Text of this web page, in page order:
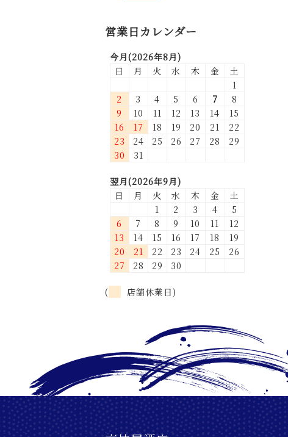
営業日カレンダー
今月(2026年8月)
日
月 火 水 木 金
土
1
2
3 4 5 6 7
8
9
10 11 12 13 14
15
16
17 18 19 20 21
22
23
24 25 26 27 28
29
30
31
翌月(2026年9月)
日
月 火 水 木 金
土
1
2 3 4
5
6
7 8 9 10 11
12
13
14 15 16 17 18
19
20
21 22 23 24 25
26
27
28 29 30
( 店舗休業日)